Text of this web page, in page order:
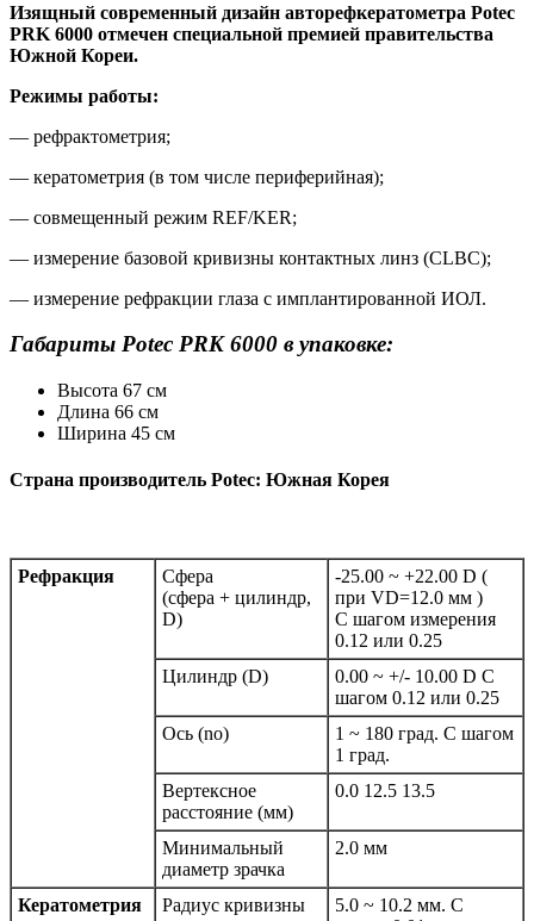
Изящный современный дизайн авторефкератометра Potec
PRK 6000 отмечен специальной премией правительства
Южной Кореи.
Режимы работы:
— рефрактометрия;
— кератометрия (в том числе периферийная);
— совмещенный режим REF/KER;
— измерение базовой кривизны контактных линз (CLBC);
— измерение рефракции глаза с имплантированной ИОЛ.
Габариты Potec PRK 6000 в упаковке:
Высота 67 см
Длина 66 см
Ширина 45 см
Страна производитель Potec: Южная Корея
Рефракция
Сфера
(сфера + цилиндр,
D)
-25.00 ~ +22.00 D (
при VD=12.0 мм )
С шагом измерения
0.12 или 0.25
Цилиндр (D)
0.00 ~ +/- 10.00 D С
шагом 0.12 или 0.25
Ось (no)
1 ~ 180 град. С шагом
1 град.
Вертексное
расстояние (мм)
0.0 12.5 13.5
Минимальный
диаметр зрачка
2.0 мм
Кератометрия Радиус кривизны
5.0 ~ 10.2 мм. С